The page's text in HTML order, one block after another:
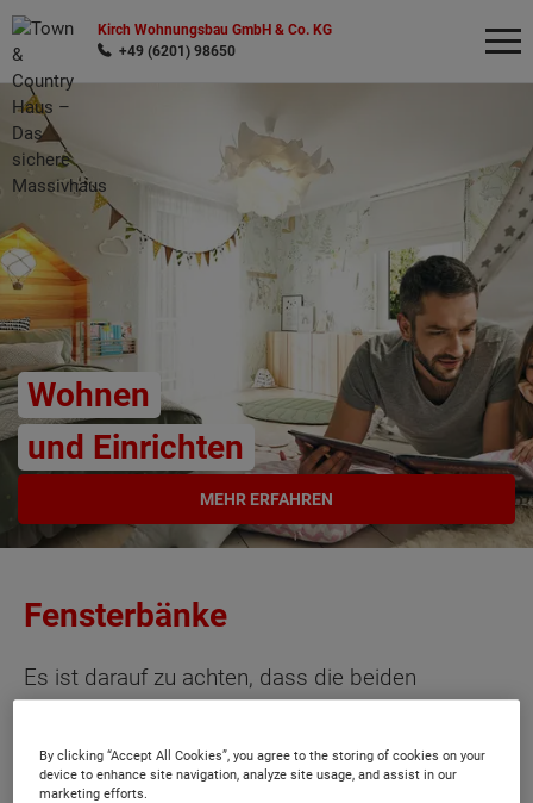
Kirch Wohnungsbau GmbH & Co. KG
+49 (6201) 98650
Wohnen
und Einrichten
MEHR ERFAHREN
Fensterbänke
Es ist darauf zu achten, dass die beiden
Weiterhin ist es wichtig dass man die
Fensterbänke zwischen innen und außen trennt.
Wonach möchten Sie suchen?
By clicking “Accept All Cookies”, you agree to the storing of cookies on your
device to enhance site navigation, analyze site usage, and assist in our
marketing efforts.